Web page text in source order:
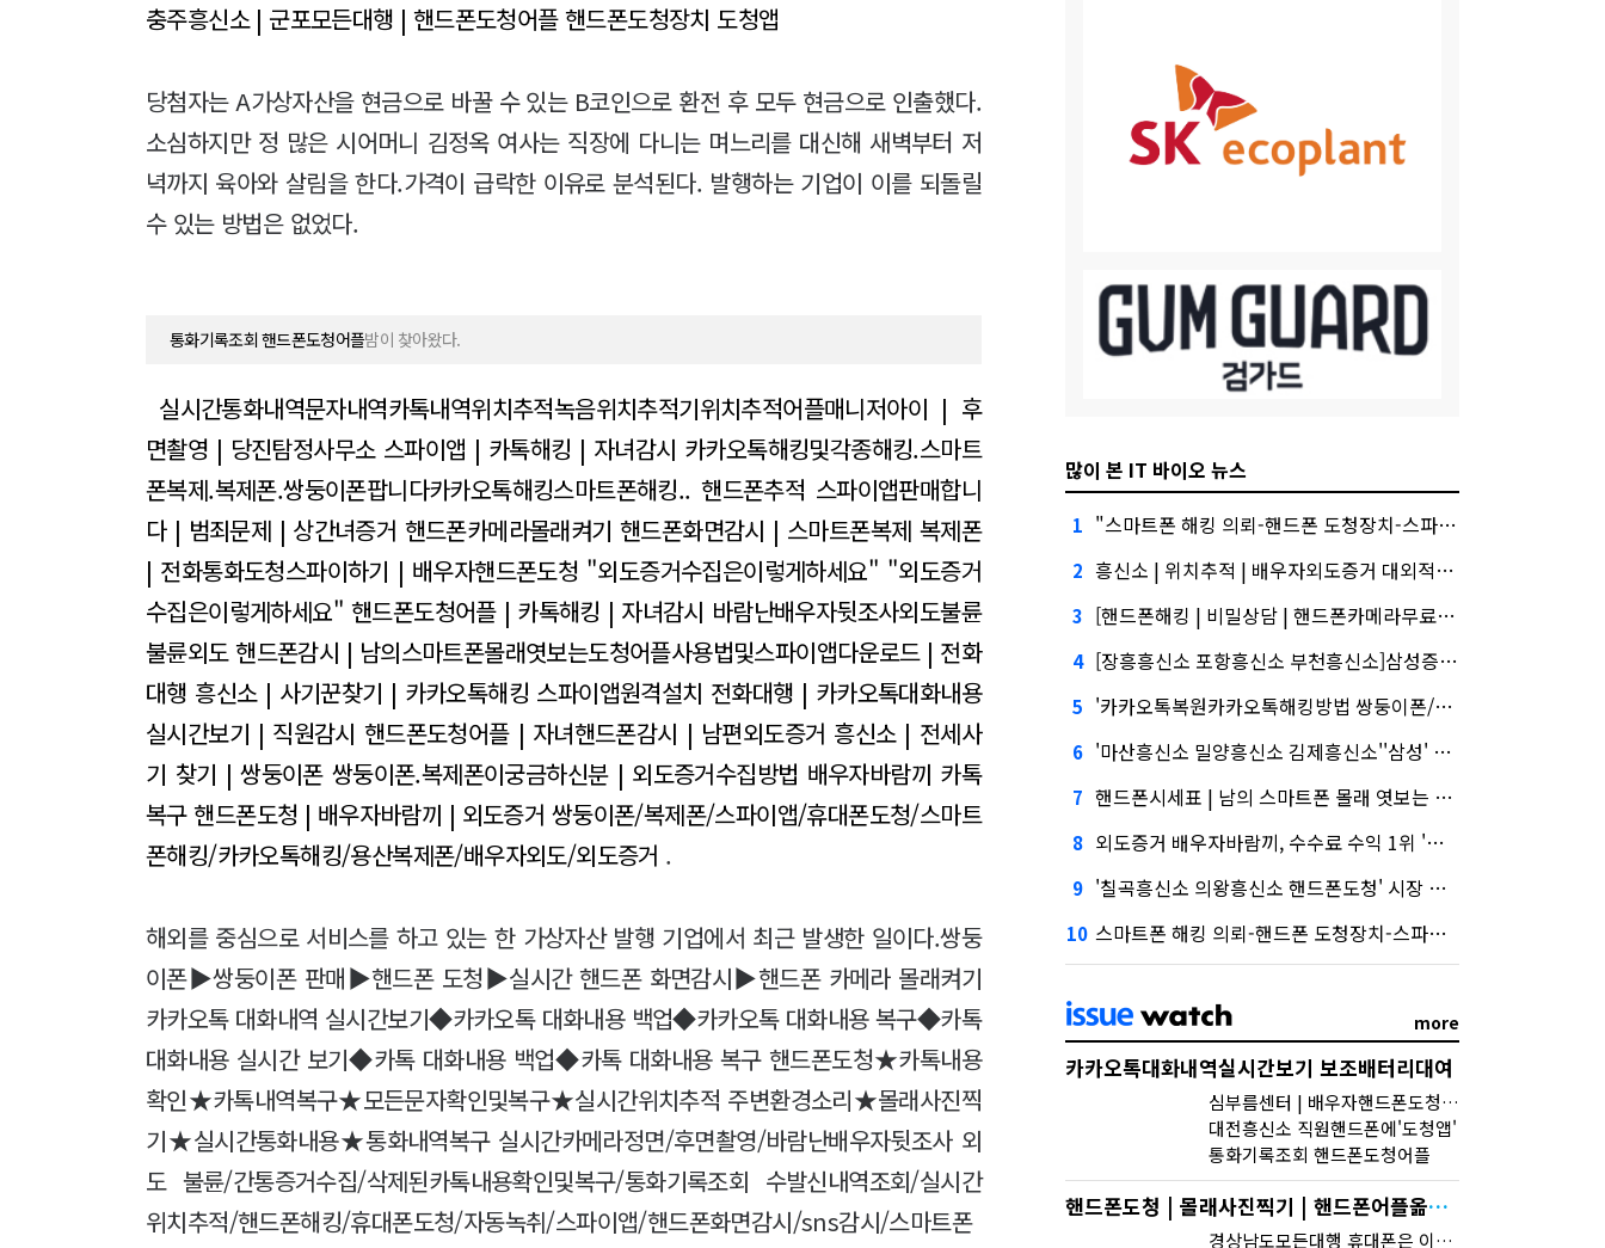
충주흥신소 | 군포모든대행 | 핸드폰도청어플 핸드폰도청장치 도청앱
당첨자는 A가상자산을 현금으로 바꿀 수 있는 B코인으로 환전 후 모두 현금으로 인출했다.
소심하지만 정 많은 시어머니 김정옥 여사는 직장에 다니는 며느리를 대신해 새벽부터 저
녁까지 육아와 살림을 한다.가격이 급락한 이유로 분석된다. 발행하는 기업이 이를 되돌릴
수 있는 방법은 없었다.
통화기록조회 핸드폰도청어플밤이 찾아왔다.
실시간통화내역문자내역카톡내역위치추적녹음위치추적기위치추적어플매니저아이 | 후
면촬영 | 당진탐정사무소 스파이앱 | 카톡해킹 | 자녀감시 카카오톡해킹및각종해킹.스마트
폰복제.복제폰.쌍둥이폰팝니다카카오톡해킹스마트폰해킹.. 핸드폰추적 스파이앱판매합니
다 | 범죄문제 | 상간녀증거 핸드폰카메라몰래켜기 핸드폰화면감시 | 스마트폰복제 복제폰
| 전화통화도청스파이하기 | 배우자핸드폰도청 "외도증거수집은이렇게하세요" "외도증거
수집은이렇게하세요" 핸드폰도청어플 | 카톡해킹 | 자녀감시 바람난배우자뒷조사외도불륜
불륜외도핸드폰감시 | 남의스마트폰몰래엿보는도청어플사용법및스파이앱다운로드 | 전화
대행 흥신소 | 사기꾼찾기 | 카카오톡해킹 스파이앱원격설치 전화대행 | 카카오톡대화내용
실시간보기 | 직원감시 핸드폰도청어플 | 자녀핸드폰감시 | 남편외도증거 흥신소 | 전세사
기 찾기 | 쌍둥이폰 쌍둥이폰.복제폰이궁금하신분 | 외도증거수집방법 배우자바람끼 카톡
복구핸드폰도청 | 배우자바람끼 | 외도증거 쌍둥이폰/복제폰/스파이앱/휴대폰도청/스마트
폰해킹/카카오톡해킹/용산복제폰/배우자외도/외도증거 .
해외를 중심으로 서비스를 하고 있는 한 가상자산 발행 기업에서 최근 발생한 일이다.쌍둥
이폰▶쌍둥이폰 판매▶핸드폰 도청▶실시간 핸드폰 화면감시▶핸드폰 카메라 몰래켜기
카카오톡 대화내역 실시간보기◆카카오톡 대화내용 백업◆카카오톡 대화내용 복구◆카톡
대화내용 실시간 보기◆카톡 대화내용 백업◆카톡 대화내용 복구 핸드폰도청★카톡내용
확인★카톡내역복구★모든문자확인및복구★실시간위치추적 주변환경소리★몰래사진찍
기★실시간통화내용★통화내역복구 실시간카메라정면/후면촬영/바람난배우자뒷조사 외
도 불륜/간통증거수집/삭제된카톡내용확인및복구/통화기록조회 수발신내역조회/실시간
위치추적/핸드폰해킹/휴대폰도청/자동녹취/스파이앱/핸드폰화면감시/sns감시/스마트폰
많이 본 IT 바이오 뉴스
1 "스마트폰 해킹 의뢰-핸드폰 도청장치-스파이앱 원격설치. 금융권에서는 투자자"
2 흥신소 | 위치추적 | 배우자외도증거 대외적으로 신뢰
3 [핸드폰해킹 | 비밀상담 | 핸드폰카메라무료도청앱 | 쌍둥이폰판매]삼성증권 사태
4 [장흥흥신소 포항흥신소 부천흥신소]삼성증권 배당사태를 떠올리게 만든다.
5 '카카오톡복원카카오톡해킹방법 쌍둥이폰/복제폰/휴대폰도청/카카오톡해킹/스마트폰해킹/용산복제폰/스파이앱/어플' 담기나
6 '마산흥신소 밀양흥신소 김제흥신소''삼성' 1위, '토스' 맹추격
7 핸드폰시세표 | 남의 스마트폰 몰래 엿보는 도청 어플 사용법 및 스파이앱 다운로드 | 무료도청앱, 지난해 외화증권수탁 수수료 규모 6946억원
8 외도증거 배우자바람끼, 수수료 수익 1위 '삼성'
9 '칠곡흥신소 의왕흥신소 핸드폰도청' 시장 열렸다…LG 먼저 '첫 테이프'
10 스마트폰 해킹 의뢰-핸드폰 도청장치-스파이앱 원격설치.토스, 667억원으로 수수료 수익 5위권 진입
more
카카오톡대화내역실시간보기 보조배터리대여
심부름센터 | 배우자핸드폰도청-똑똑한 스마트 폰 도청-무료 도청앱-나의 아저씨 도청앱 | 내폰으로상대방폰카메라열어서보기어플
대전흥신소 직원핸드폰에'도청앱'
통화기록조회 핸드폰도청어플
핸드폰도청 | 몰래사진찍기 | 핸드폰어플옮기기 핸드폰카메라
경상남도모든대행 휴대폰은 이동하는 도청기와 감시 모니터?